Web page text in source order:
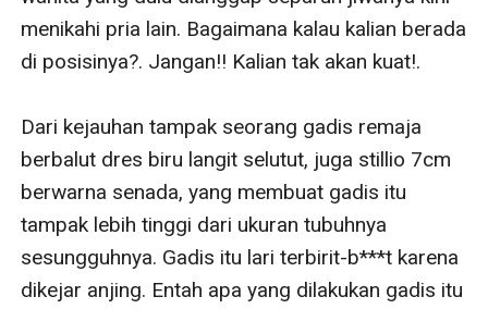
menikahi pria lain. Bagaimana kalau kalian berada
di posisinya?. Jangan!! Kalian tak akan kuat!.
Dari kejauhan tampak seorang gadis remaja
berbalut dres biru langit selutut, juga stillio 7cm
berwarna senada, yang membuat gadis itu
tampak lebih tinggi dari ukuran tubuhnya
sesungguhnya. Gadis itu lari terbirit-b***t karena
dikejar anjing. Entah apa yang dilakukan gadis itu